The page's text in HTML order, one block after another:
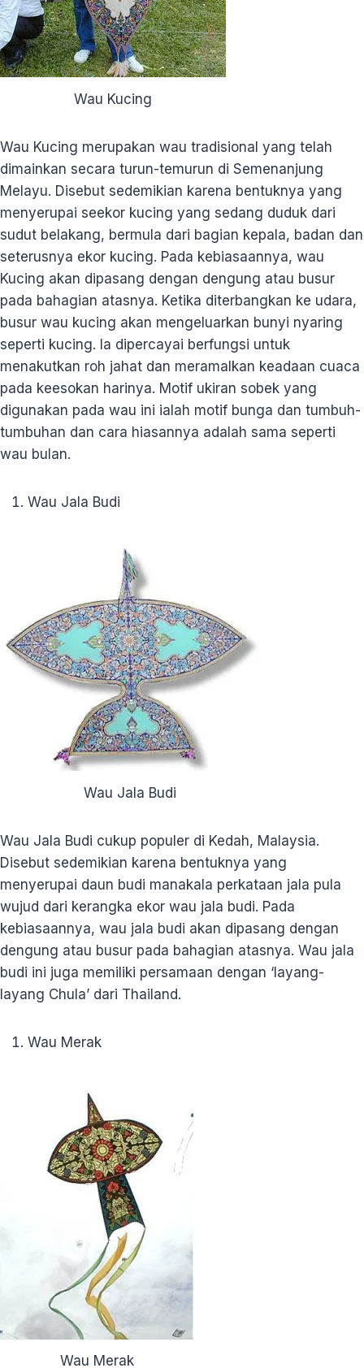
Wau Kucing
Wau Kucing merupakan wau tradisional yang telah
dimainkan secara turun-temurun di Semenanjung
Melayu. Disebut sedemikian karena bentuknya yang
menyerupai seekor kucing yang sedang duduk dari
sudut belakang, bermula dari bagian kepala, badan dan
seterusnya ekor kucing. Pada kebiasaannya, wau
Kucing akan dipasang dengan dengung atau busur
pada bahagian atasnya. Ketika diterbangkan ke udara,
busur wau kucing akan mengeluarkan bunyi nyaring
seperti kucing. Ia dipercayai berfungsi untuk
menakutkan roh jahat dan meramalkan keadaan cuaca
pada keesokan harinya. Motif ukiran sobek yang
digunakan pada wau ini ialah motif bunga dan tumbuh-
tumbuhan dan cara hiasannya adalah sama seperti
wau bulan.
Wau Jala Budi
Wau Jala Budi
Wau Jala Budi cukup populer di Kedah, Malaysia.
Disebut sedemikian karena bentuknya yang
menyerupai daun budi manakala perkataan jala pula
wujud dari kerangka ekor wau jala budi. Pada
kebiasaannya, wau jala budi akan dipasang dengan
dengung atau busur pada bahagian atasnya. Wau jala
budi ini juga memiliki persamaan dengan ‘layang-
layang Chula’ dari Thailand.
Wau Merak
Wau Merak